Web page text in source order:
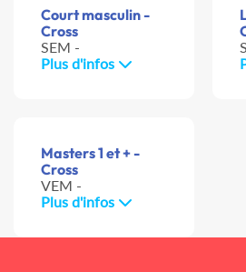
Court masculin -
Cross
SEM -
Plus d'infos
Masters 1 et + -
Cross
VEM -
Plus d'infos